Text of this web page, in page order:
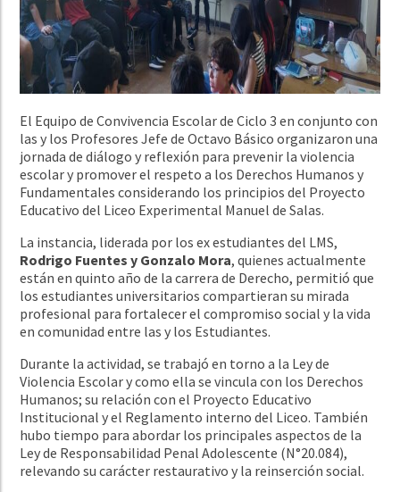
El Equipo de Convivencia Escolar de Ciclo 3 en conjunto con
las y los Profesores Jefe de Octavo Básico organizaron una
jornada de diálogo y reflexión para prevenir la violencia
escolar y promover el respeto a los Derechos Humanos y
Fundamentales considerando los principios del Proyecto
Educativo del Liceo Experimental Manuel de Salas.
La instancia, liderada por los ex estudiantes del LMS,
Rodrigo Fuentes y Gonzalo Mora, quienes actualmente
están en quinto año de la carrera de Derecho, permitió que
los estudiantes universitarios compartieran su mirada
profesional para fortalecer el compromiso social y la vida
en comunidad entre las y los Estudiantes.
Durante la actividad, se trabajó en torno a la Ley de
Violencia Escolar y como ella se vincula con los Derechos
Humanos; su relación con el Proyecto Educativo
Institucional y el Reglamento interno del Liceo. También
hubo tiempo para abordar los principales aspectos de la
Ley de Responsabilidad Penal Adolescente (N°20.084),
relevando su carácter restaurativo y la reinserción social.